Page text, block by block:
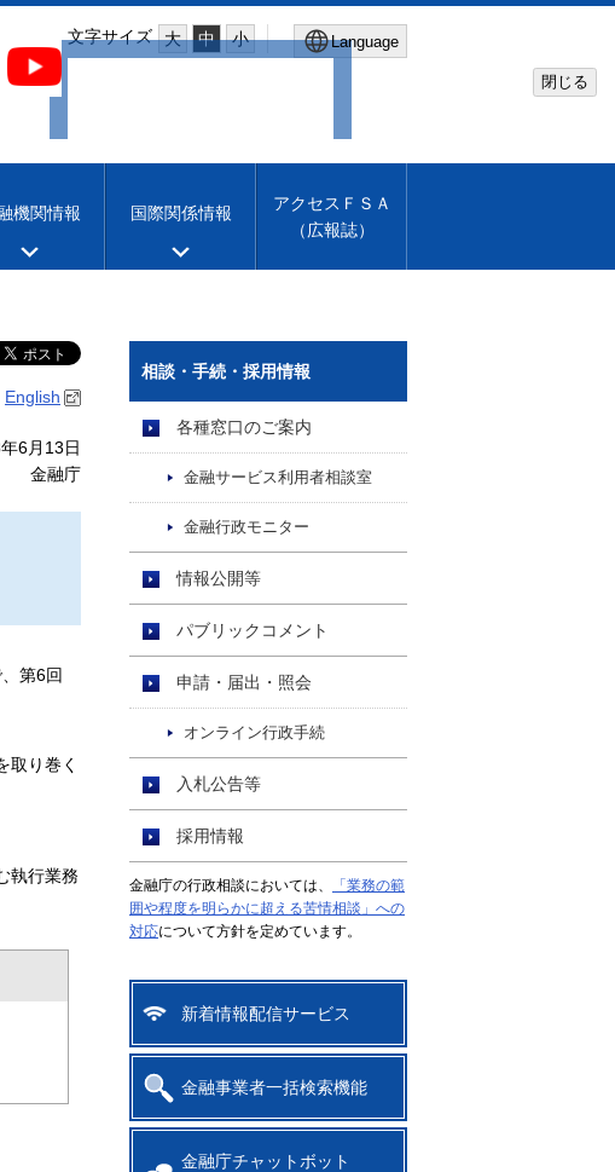
文字サイズ 大 中 小 Language
Machine translation
閉じる
機関情報 国際関係情報
アクセスＦＳＡ
（広報誌）
English
6月13日
金融庁
第6回
取り巻く
執行業務
相談・手続・採用情報
各種窓口のご案内
金融サービス利用者相談室
金融行政モニター
情報公開等
パブリックコメント
申請・届出・照会
オンライン行政手続
入札公告等
採用情報
金融庁の行政相談においては、
「業務の範
囲や程度を明らかに超える苦情相談」への
対応について方針を定めています。
新着情報配信サービス
金融事業者一括検索機能
金融庁チャットボット